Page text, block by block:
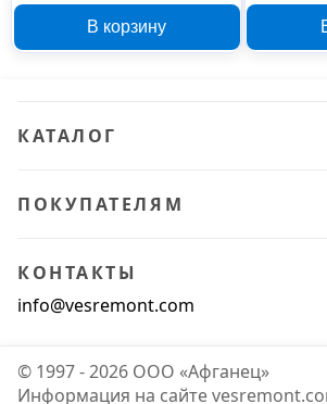
00032794
В корзину
КАТАЛОГ
ПОКУПАТЕЛЯМ
КОНТАКТЫ
info@vesremont.com
© 1997 - 2026 ООО «Афганец»
Информация на сайте